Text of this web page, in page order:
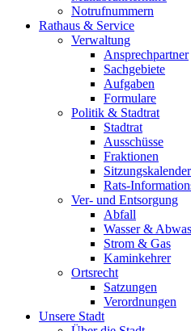
Notrufnummern
Rathaus & Service
Verwaltung
Ansprechpartner
Sachgebiete
Aufgaben
Formulare
Politik & Stadtrat
Stadtrat
Ausschüsse
Fraktionen
Sitzungskalender
Rats-
Ver- und Entsorgung
Abfall
Wasser &
Strom & Gas
Kaminkehrer
Ortsrecht
Satzungen
Verordnungen
Unsere Stadt